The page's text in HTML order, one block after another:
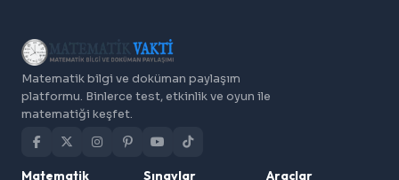
Matematik bilgi ve doküman paylaşım
platformu. Binlerce test, etkinlik ve oyun ile
matematiği keşfet.
Matematik Sınavlar Araçlar